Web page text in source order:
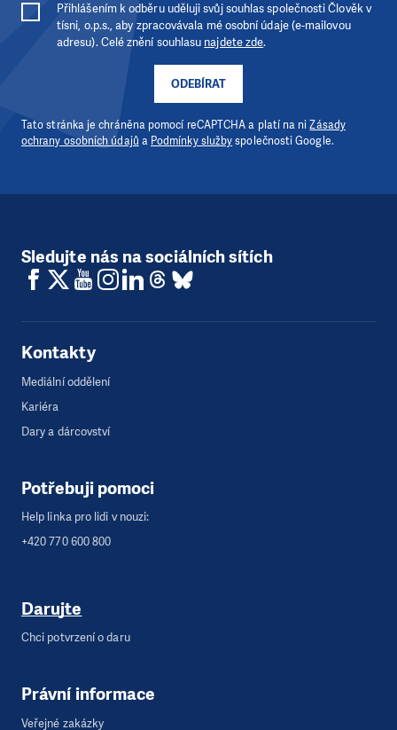
ODEBÍRAT
Přihlášením k odběru uděluji svůj souhlas společnosti Člověk v
tísni, o.p.s., aby zpracovávala mé osobní údaje (e-mailovou
adresu). Celé znění souhlasu najdete zde.
Tato stránka je chráněna pomocí reCAPTCHA a platí na niZásady
ochrany osobních údajů a Podmínky službyspolečnosti Google.
Sledujte nás na sociálních sítích
Kontakty
Mediální oddělení
Kariéra
Dary a dárcovství
Potřebuji pomoci
Help linka pro lidi v nouzi:
+420 770 600 800
Darujte
Chci potvrzení o daru
Právní informace
Veřejné zakázky